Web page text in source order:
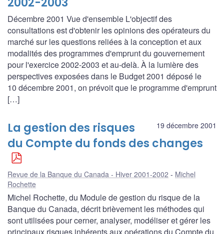
Décembre 2001 Vue d'ensemble L'objectif des
consultations est d'obtenir les opinions des opérateurs du
marché sur les questions reliées à la conception et aux
modalités des programmes d'emprunt du gouvernement
pour l'exercice 2002-2003 et au-delà. À la lumière des
perspectives exposées dans le Budget 2001 déposé le
10 décembre 2001, on prévoit que le programme d'emprunt
[…]
19 décembre 2001
La gestion des risques
du Compte du fonds des changes
Revue de la Banque du Canada - Hiver 2001-2002
Michel
Rochette
Michel Rochette, du Module de gestion du risque de la
Banque du Canada, décrit brièvement les méthodes qui
sont utilisées pour cerner, analyser, modéliser et gérer les
principaux risques inhérents aux opérations du Compte du